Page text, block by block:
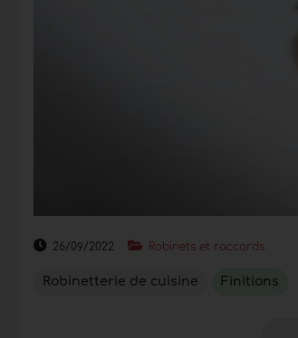
26/09/2022 Robinets et raccords
Robinetterie de cuisine Finitions